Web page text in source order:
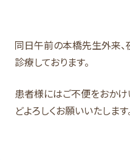
同日午前の本橋先生外来
診療しております。
患者様にはご不便をおかけ
どよろしくお願いいたします